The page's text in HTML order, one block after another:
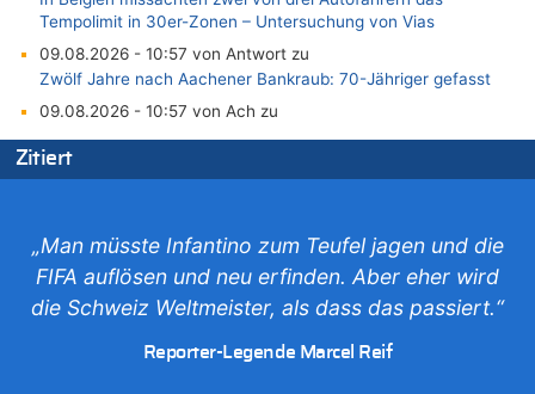
Tempolimit in 30er-Zonen – Untersuchung von Vias
09.08.2026 - 10:57 von Antwort zu
Zwölf Jahre nach Aachener Bankraub: 70-Jähriger gefasst
09.08.2026 - 10:57 von Ach zu
Politischer Eklat bei der Gedenkfeier in Marcinelle – Meloni:
„Schwerwiegende und beschämende Geste“
„Schwerwiegende und beschämende Geste“
09.08.2026 - 10:07 von erbo zu
Leipzig, Mechernich und die Frage: Wer steckt hinter den
Drohnen mit Strengstoff? War es Russland?
09.08.2026 - 09:53 von schlechtmensch zu
Zitiert
„Man müsste Infantino zum Teufel jagen und die
FIFA auflösen und neu erfinden. Aber eher wird
die Schweiz Weltmeister, als dass das passiert.“
Reporter-Legende Marcel Reif